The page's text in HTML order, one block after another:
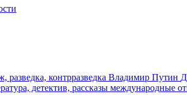
разведка, контрразведка Владимир Путин
детектив, рассказы международные